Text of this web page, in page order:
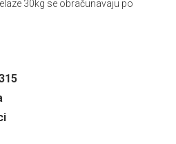
30kg se obračunavaju po